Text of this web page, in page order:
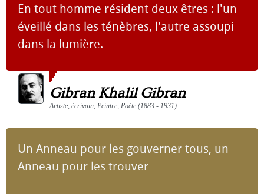
En tout homme résident deux êtres : l'un
éveillé dans les ténèbres, l'autre assoupi
dans la lumière.
Gibran Khalil Gibran
Artiste, écrivain, Peintre, Poète (1883 - 1931)
Un Anneau pour les gouverner tous, un
Anneau pour les trouver